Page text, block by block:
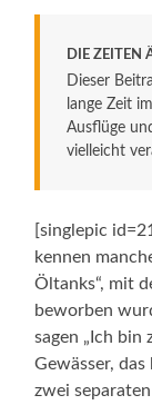
DIE ZEITEN
Dieser
lange Zeit
Ausflüge
vielleicht
[singlepic
kennen
Öltanks“, mit
beworben
sagen „Ich bin
Gewässer,
zwei